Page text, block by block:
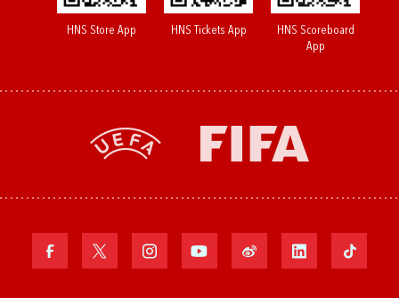
HNS Store App HNS Tickets App
HNS Scoreboard
App